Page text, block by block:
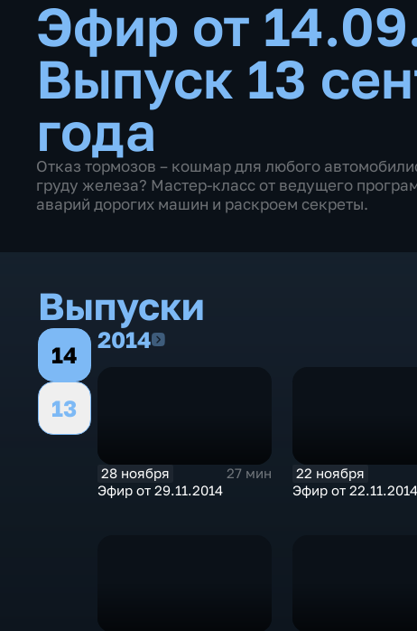
Эфир от
Выпуск 13
года
Отказ тормозов – кошмар для любого
груду железа? Мастер-класс от ведущего
аварий дорогих машин и раскроем секреты.
Выпуски
14
13
20142014
28 ноября
27 мин
Эфир от 29.11.2014
22 ноября
Эфир от 22.11.2014